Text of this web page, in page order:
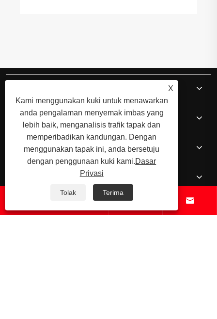
Produk
Berita
 
X
Kami menggunakan kuki untuk menawarkan
anda pengalaman menyemak imbas yang
lebih baik, menganalisis trafik tapak dan
memperibadikan kandungan. Dengan
menggunakan tapak ini, anda bersetuju
dengan penggunaan kuki kami.Dasar
Privasi
Tolak Terima